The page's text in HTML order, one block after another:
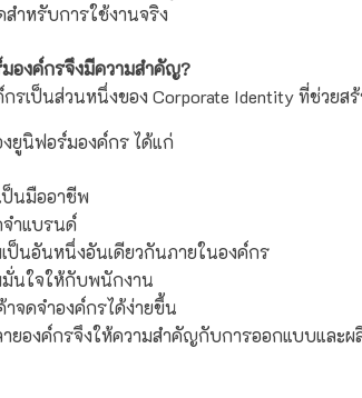
สำหรับการใช้งานจริง
องค์กรจึงมีความสำคัญ?
รเป็นส่วนหนึ่งของ Corporate Identity ที่ช่วย
ยูนิฟอร์มองค์กร ได้แก่
ป็นมืออาชีพ
จำแบรนด์
ป็นอันหนึ่งอันเดียวกันภายในองค์กร
มั่นใจให้กับพนักงาน
จดจำองค์กรได้ง่ายขึ้น
ยองค์กรจึงให้ความสำคัญกับการออกแบบและผ